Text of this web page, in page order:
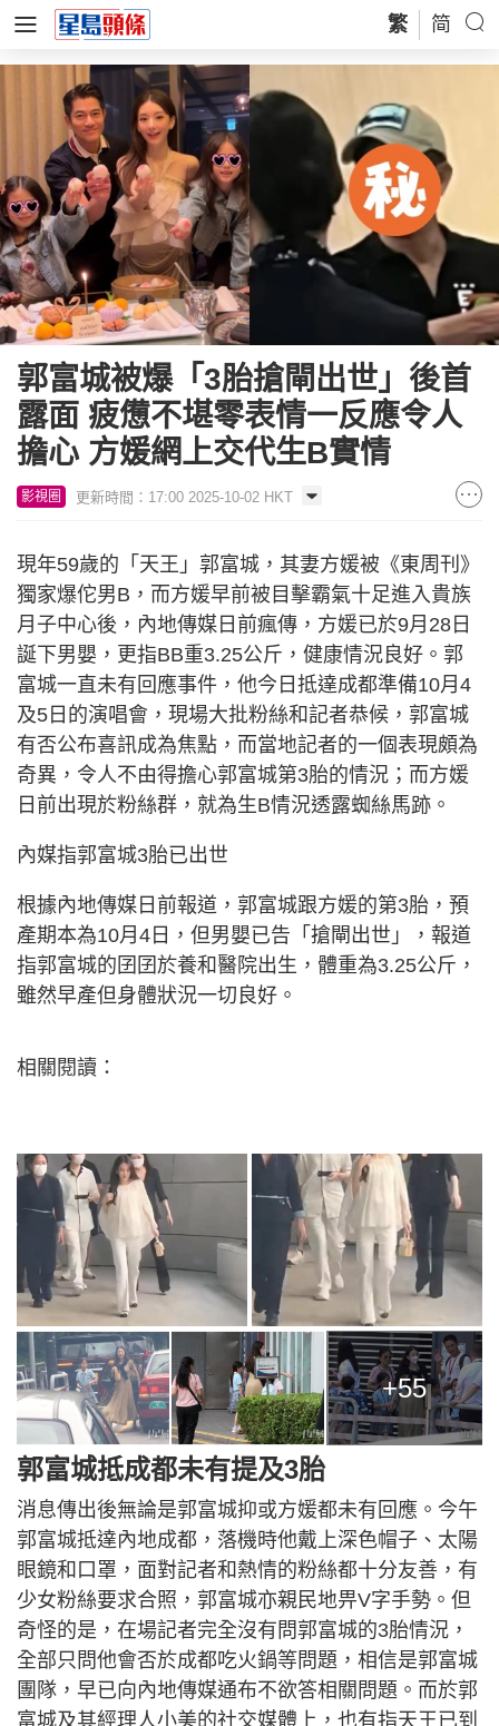
繁 简
郭富城被爆「3胎搶閘出世」後首
露面 疲憊不堪零表情一反應令人
擔心 方媛網上交代生B實情
影視圈 更新時間：17:00 2025-10-02 HKT
現年59歲的「天王」郭富城，其妻方媛被《東周刊》
獨家爆佗男B，而方媛早前被目擊霸氣十足進入貴族
月子中心後，內地傳媒日前瘋傳，方媛已於9月28日
誕下男嬰，更指BB重3.25公斤，健康情況良好。郭
富城一直未有回應事件，他今日抵達成都準備10月4
及5日的演唱會，現場大批粉絲和記者恭候，郭富城
有否公布喜訊成為焦點，而當地記者的一個表現頗為
奇異，令人不由得擔心郭富城第3胎的情況；而方媛
日前出現於粉絲群，就為生B情況透露蜘絲馬跡。
內媒指郭富城3胎已出世
根據內地傳媒日前報道，郭富城跟方媛的第3胎，預
產期本為10月4日，但男嬰已告「搶閘出世」，報道
指郭富城的囝囝於養和醫院出生，體重為3.25公斤，
雖然早產但身體狀況一切良好。
相關閱讀：
+55
郭富城抵成都未有提及3胎
消息傳出後無論是郭富城抑或方媛都未有回應。今午
郭富城抵達內地成都，落機時他戴上深色帽子、太陽
眼鏡和口罩，面對記者和熱情的粉絲都十分友善，有
少女粉絲要求合照，郭富城亦親民地畀V字手勢。但
奇怪的是，在場記者完全沒有問郭富城的3胎情況，
全部只問他會否於成都吃火鍋等問題，相信是郭富城
團隊，早已向內地傳媒通布不欲答相關問題。而於郭
富城及其經理人小美的社交媒體上，也有指天王已到